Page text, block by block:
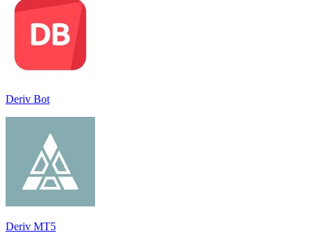
Deriv Bot
Deriv MT5